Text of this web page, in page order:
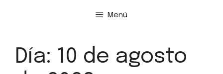
Menú
Día: 10 de agosto